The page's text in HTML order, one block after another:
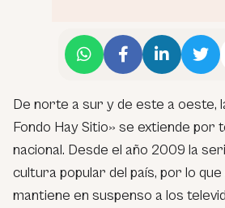
De norte a sur y de este a oeste,
Fondo Hay Sitio» se extiende
nacional. Desde el año 2009 la
cultura popular del país, por lo
mantiene en suspenso a los